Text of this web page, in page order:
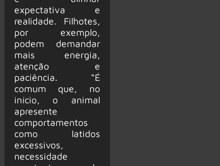
expectativa e
realidade. Filhotes,
por exemplo,
podem demandar
mais energia,
atenção e
paciência. “É
comum que, no
início, o animal
apresente
comportamentos
como latidos
excessivos,
necessidade